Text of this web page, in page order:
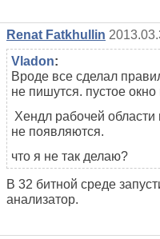
Renat Fatkhullin
Vladon:
Вроде все сделал
не пишутся. пустое окно
Хендл рабочей области
не появляются.
что я не так делаю?
В 32 битной среде
анализатор.